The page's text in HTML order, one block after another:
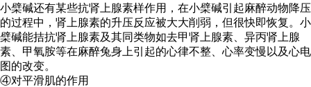
小檗碱还有某些抗肾上腺素样作用，在小檗碱引起麻醉动物降压
的过程中，肾上腺素的升压反应被大大削弱，但很快即恢复。小
檗碱能拮抗肾上腺素及其同类物如去甲肾上腺素、异丙肾上腺
素、甲氧胺等在麻醉兔身上引起的心律不整、心率变慢以及心电
图的改变。
④对平滑肌的作用